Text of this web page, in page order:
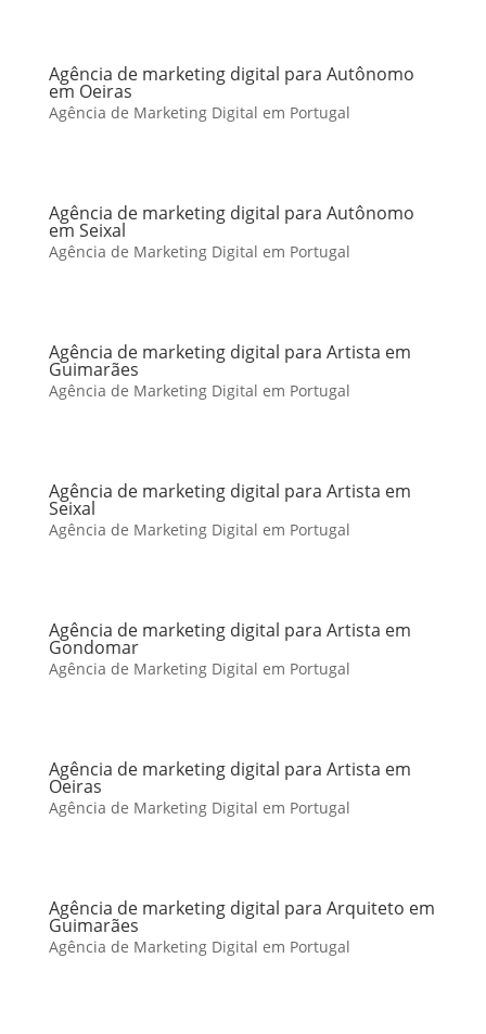
Agência de marketing digital para Autônomo
em Oeiras
Agência de Marketing Digital em Portugal
Agência de marketing digital para Autônomo
em Seixal
Agência de Marketing Digital em Portugal
Agência de marketing digital para Artista em
Guimarães
Agência de Marketing Digital em Portugal
Agência de marketing digital para Artista em
Seixal
Agência de Marketing Digital em Portugal
Agência de marketing digital para Artista em
Gondomar
Agência de Marketing Digital em Portugal
Agência de marketing digital para Artista em
Oeiras
Agência de Marketing Digital em Portugal
Agência de marketing digital para Arquiteto em
Guimarães
Agência de Marketing Digital em Portugal